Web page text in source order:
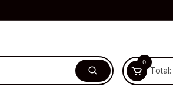
0
Total: